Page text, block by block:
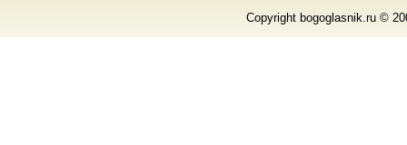
Copyright bogoglasnik.ru ©